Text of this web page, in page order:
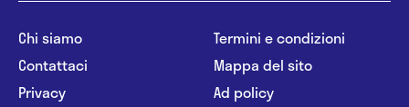
Chi siamo
Contattaci
Privacy
Termini e condizioni
Mappa del sito
Ad policy